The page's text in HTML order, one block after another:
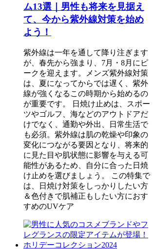
ム13選｜男性も将来を見据え
て、今から紫外線対策を始め
よう！
紫外線は一年を通して降り注ぎます
が、春先から強まり、7月・8月にピ
ークを迎えます。メンズ紫外線対策
は、夏になってからでは遅く、紫外
線が強くなるこの時期から始めるの
が重要です。 日焼け止めは、スポー
ツやゴルフ、海などのアウトドアだ
けでなく、通勤や外出、日常生活で
も必須。紫外線は肌の乾燥や印象の
変化につながる要因となり、将来的
に見た目や肌状態に影響を与える可
能性があるため、自分に合った日焼
け止めを選びましょう。 この特集で
は、日焼け対策をしっかりしたい方
＆色付きで肌補正もしたい方におす
すめのUVケア